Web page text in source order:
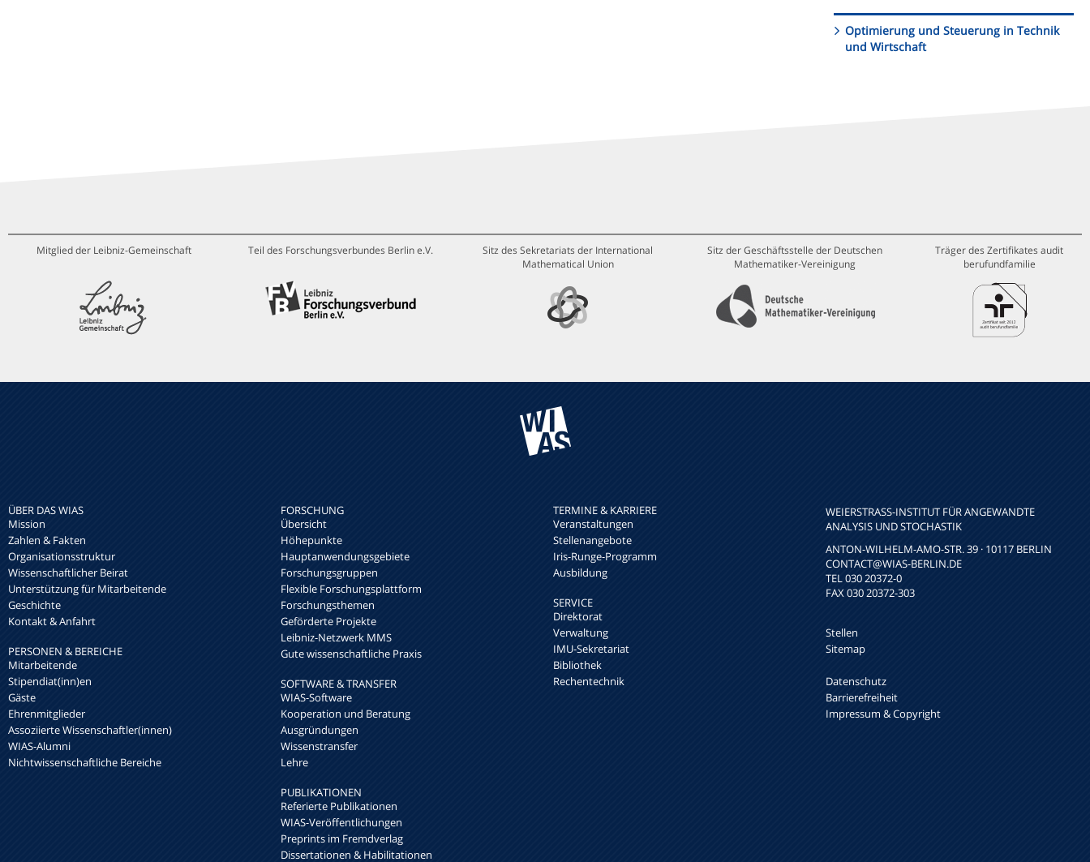
Optimierung und Steuerung in Technik
und Wirtschaft
Mitglied der Leibniz-Gemeinschaft Teil des Forschungsverbundes Berlin e.V.
Sitz des Sekretariats der International
Mathematical Union
Sitz der Geschäftsstelle der Deutschen
Mathematiker-Vereinigung
Träger des Zertifikates audit
berufundfamilie
ÜBER DAS WIAS
Mission
Zahlen & Fakten
Organisationsstruktur
Wissenschaftlicher Beirat
Unterstützung für Mitarbeitende
Geschichte
Kontakt & Anfahrt
PERSONEN & BEREICHE
Mitarbeitende
Stipendiat(inn)en
Gäste
Ehrenmitglieder
Assoziierte Wissenschaftler(innen)
WIAS-Alumni
Nichtwissenschaftliche Bereiche
FORSCHUNG
Übersicht
Höhepunkte
Hauptanwendungsgebiete
Forschungsgruppen
Flexible Forschungsplattform
Forschungsthemen
Geförderte Projekte
Leibniz-Netzwerk MMS
Gute wissenschaftliche Praxis
SOFTWARE & TRANSFER
WIAS-Software
Kooperation und Beratung
Ausgründungen
Wissenstransfer
Lehre
PUBLIKATIONEN
Referierte Publikationen
WIAS-Veröffentlichungen
Preprints im Fremdverlag
Dissertationen & Habilitationen
TERMINE & KARRIERE
Veranstaltungen
Stellenangebote
Iris-Runge-Programm
Ausbildung
SERVICE
Direktorat
Verwaltung
IMU-Sekretariat
Bibliothek
Rechentechnik
WEIERSTRASS-INSTITUT FÜR ANGEWANDTE A
NALYSIS UND STOCHASTIK
ANTON-WILHELM-AMO-STR. 39 · 10117 BERLIN
CONTACT@WIAS-BERLIN.DE
TEL 030 20372-0
FAX 030 20372-303
Stellen
Sitemap
Datenschutz
Barrierefreiheit
Impressum & Copyright